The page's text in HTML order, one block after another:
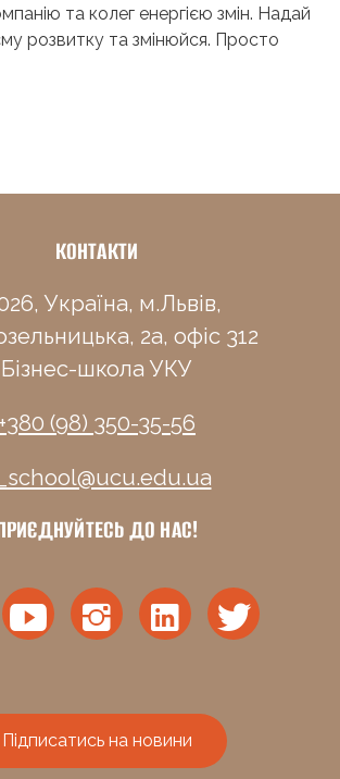
та колег енергією змін. Надай
розвитку та змінюйся. Просто
КОНТАКТИ
Україна, м.Львів,
2а, офіс 312
Бізнес-школа УКУ
+380 (98) 350-35-56
ДО НАС!
Підписатись на новини